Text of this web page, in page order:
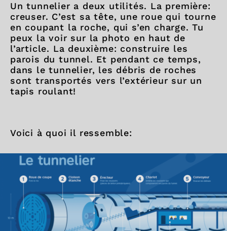
Un tunnelier a deux utilités. La première:
creuser. C’est sa tête, une roue qui tourne
en coupant la roche, qui s’en charge. Tu
peux la voir sur la photo en haut de
l’article. La deuxième: construire les
parois du tunnel. Et pendant ce temps,
dans le tunnelier, les débris de roches
sont transportés vers l’extérieur sur un
tapis roulant!
Voici à quoi il ressemble: